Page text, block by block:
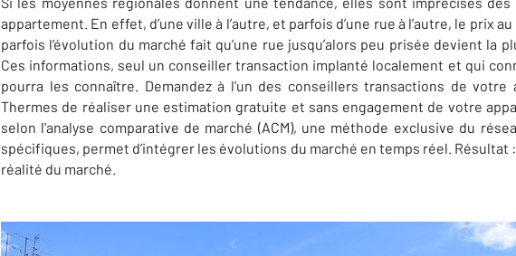
appartement. En effet, d’une ville à l’autre, et parfois d’une rue à l’autre, le prix
parfois l’évolution du marché fait qu’une rue jusqu’alors peu prisée devient la
Ces informations, seul un conseiller transaction implanté localement et qui
pourra les connaître. Demandez à l'un des conseillers transactions devotre
Thermes de réaliser une estimation gratuite et sans engagement de votre
selon l'analyse comparative de marché (ACM), une méthode exclusive du
spécifiques, permet d’intégrer les évolutions du marché en temps réel. Résultat
réalité du marché.